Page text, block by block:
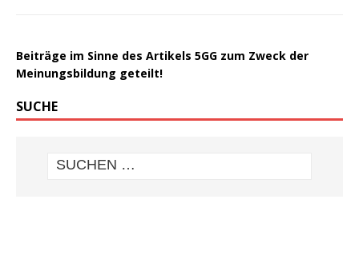
Beiträge im Sinne des Artikels 5GG zum Zweck der
Meinungsbildung geteilt!
SUCHE